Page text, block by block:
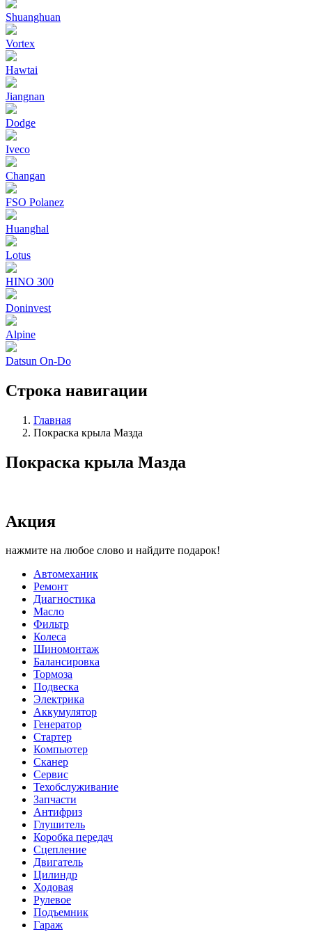
Shuanghuan
Vortex
Hawtai
Jiangnan
Dodge
Iveco
Changan
FSO Polanez
Huanghal
Lotus
HINO 300
Doninvest
Alpine
Datsun On-Do
Строка навигации
Главная
Покраска крыла Мазда
Покраска крыла Мазда
Акция
нажмите на любое слово и найдите подарок!
Автомеханик
Ремонт
Диагностика
Масло
Фильтр
Колеса
Шиномонтаж
Балансировка
Тормоза
Подвеска
Электрика
Аккумулятор
Генератор
Стартер
Компьютер
Сканер
Сервис
Техобслуживание
Запчасти
Антифриз
Глушитель
Коробка передач
Сцепление
Двигатель
Цилиндр
Ходовая
Рулевое
Подъемник
Гараж